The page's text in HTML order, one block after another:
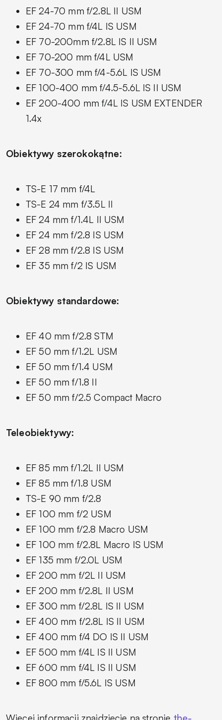
EF 24-70 mm f/2.8L II USM
EF 24-70 mm f/4L IS USM
EF 70-200mm f/2.8L IS II USM
EF 70-200 mm f/4L USM
EF 70-300 mm f/4-5.6L IS USM
EF 100-400 mm f/4.5-5.6L IS II USM
EF 200-400 mm f/4L IS USM EXTENDER
1.4x
Obiektywy szerokokątne:
TS-E 17 mm f/4L
TS-E 24 mm f/3.5L II
EF 24 mm f/1.4L II USM
EF 24 mm f/2.8 IS USM
EF 28 mm f/2.8 IS USM
EF 35 mm f/2 IS USM
Obiektywy standardowe:
EF 40 mm f/2.8 STM
EF 50 mm f/1.2L USM
EF 50 mm f/1.4 USM
EF 50 mm f/1.8 II
EF 50 mm f/2.5 Compact Macro
Teleobiektywy:
EF 85 mm f/1.2L II USM
EF 85 mm f/1.8 USM
TS-E 90 mm f/2.8
EF 100 mm f/2 USM
EF 100 mm f/2.8 Macro USM
EF 100 mm f/2.8L Macro IS USM
EF 135 mm f/2.0L USM
EF 200 mm f/2L II USM
EF 200 mm f/2.8L II USM
EF 300 mm f/2.8L IS II USM
EF 400 mm f/2.8L IS II USM
EF 400 mm f/4 DO IS II USM
EF 500 mm f/4L IS II USM
EF 600 mm f/4L IS II USM
EF 800 mm f/5.6L IS USM